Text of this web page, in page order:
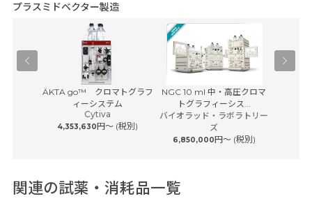
プラスミドベクター製造
ÄKTA go™ クロマトグラフ
ィーシステム
Cytiva
4,353,630円〜 (税別)
NGC 10 ml 中・高圧クロマ
トグラフィーシス...
バイオラッド・ラボラトリー
ズ
6,850,000円〜 (税別)
関連の試薬・消耗品一覧